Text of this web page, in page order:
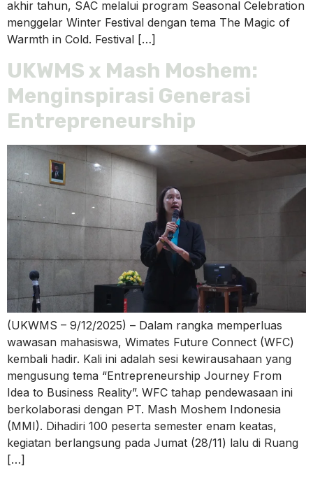
akhir tahun, SAC melalui program Seasonal Celebration
menggelar Winter Festival dengan tema The Magic of
Warmth in Cold. Festival […]
UKWMS x Mash Moshem:
Menginspirasi Generasi
Entrepreneurship
(UKWMS – 9/12/2025) – Dalam rangka memperluas
wawasan mahasiswa, Wimates Future Connect (WFC)
kembali hadir. Kali ini adalah sesi kewirausahaan yang
mengusung tema “Entrepreneurship Journey From
Idea to Business Reality”. WFC tahap pendewasaan ini
berkolaborasi dengan PT. Mash Moshem Indonesia
(MMI). Dihadiri 100 peserta semester enam keatas,
kegiatan berlangsung pada Jumat (28/11) lalu di Ruang
[…]